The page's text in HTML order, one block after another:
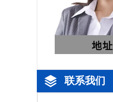
联系我们